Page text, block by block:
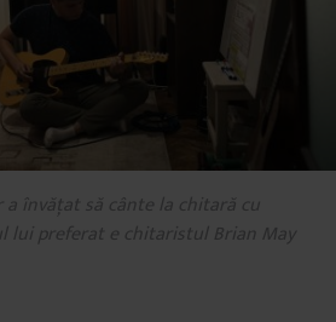
a învățat să cânte la chitară cu
lui preferat e chitaristul Brian May